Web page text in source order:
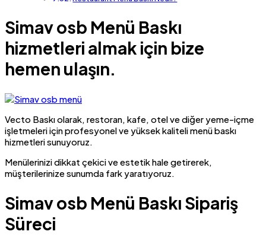
Simav osb Menü Baskı
hizmetleri almak için bize
hemen ulaşın.
Vecto Baskı olarak, restoran, kafe, otel ve diğer yeme-içme
işletmeleri için profesyonel ve yüksek kaliteli menü baskı
hizmetleri sunuyoruz.
Menülerinizi dikkat çekici ve estetik hale getirerek,
müşterilerinize sunumda fark yaratıyoruz.
Simav osb Menü Baskı Sipariş
Süreci